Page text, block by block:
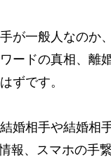
が一般人なのか
ードの真相、離
ずです。
婚相手や結婚相
報、スマホの手